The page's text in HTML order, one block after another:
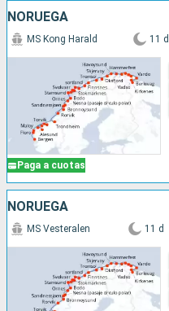
NORUEGA
Paga a cuotas
MS Kong Harald 11 d
NORUEGA
MS Vesteralen 11 d